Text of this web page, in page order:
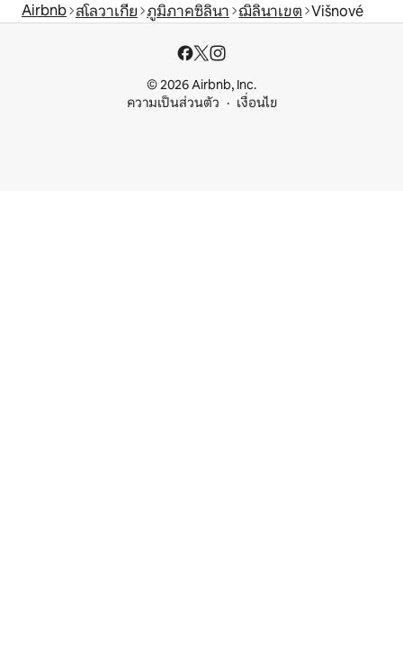
Airbnb สโลวาเกีย ภูมิภาคซิลินา ฌิลินาเขต Višnové
© 2026 Airbnb, Inc.
ความเป็นส่วนตัว
เงื่อนไข